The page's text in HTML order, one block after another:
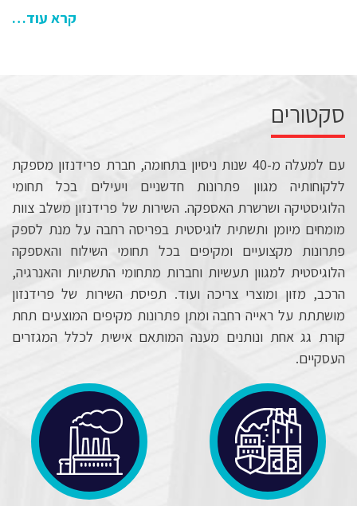
קרא עוד…
סקטורים
עם למעלה מ-40 שנות ניסיון בתחומה, חברת פרידנזון מספקת
ללקוחותיה מגוון פתרונות חדשניים ויעילים בכל תחומי
הלוגיסטיקה ושרשרת האספקה. השירות של פרידנזון משלב צוות
מומחים מיומן ותשתית לוגיסטית בפריסה רחבה על מנת לספק
פתרונות מקצועיים ומקיפים בכל תחומי השילוח והאספקה
הלוגיסטית למגוון תעשיות וחברות מתחומי התשתיות והאנרגיה,
הרכב, מזון ומוצרי צריכה ועוד. תפיסת השירות של פרידנזון
מושתתת על ראייה רחבה ומתן פתרונות מקיפים המוצעים תחת
קורת גג אחת ונותנים מענה המותאם אישית לכלל המגזרים
העסקיים.